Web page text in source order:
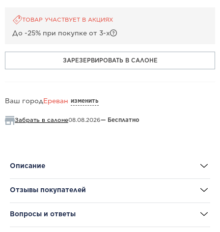
ТОВАР УЧАСТВУЕТ В АКЦИЯХ
До -25% при покупке от 3-х
ЗАРЕЗЕРВИРОВАТЬ В САЛОНЕ
Ваш городЕреван изменить
Забрать в салоне08.08.2026— Бесплатно
Описание
Отзывы покупателей
Вопросы и ответы